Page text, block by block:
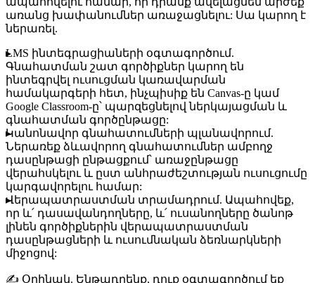
առանց խափանումներ առաջացնելու: Սա կարող է
ներառել.
LMS ինտեգրացիաների օգտագործում.
Գնահատման շատ գործիքներ կարող են
ինտեգրվել ուսուցման կառավարման
համակարգերի հետ, ինչպիսիք են Canvas-ը կամ
Google Classroom-ը՝ պարզեցնելով ներկայացման և
գնահատման գործընթացը:
Կանոնավոր գնահատումների պլանավորում.
Ներառեք ձևավորող գնահատումներ ամբողջ
դասընթացի ընթացքում՝ առաջընթացը
վերահսկելու և ըստ անհրաժեշտության ուսուցումը
կարգավորելու համար:
Վերապատրաստման տրամադրում. Ապահովեք,
որ և՛ դասավանդողները, և՛ ուսանողները ծանոթ
լինեն գործիքներին վերապատրաստման
դասընթացների և ուսումնական ձեռնարկների
միջոցով:
✍️ Օրինակ. Ենթադրենք, դուք օգտագործում եք